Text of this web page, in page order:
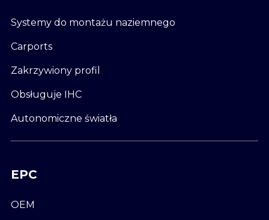
Systemy do montażu naziemnego
Carports
Zakrzywiony profil
Obsługuje IHC
Autonomiczne światła
EPC
OEM